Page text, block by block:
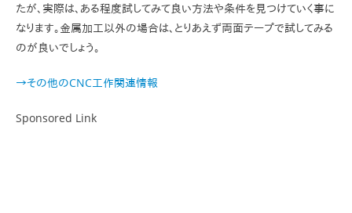
たが、実際は、ある程度試してみて良い方法や条件を見つけていく事に
なります。金属加工以外の場合は、とりあえず両面テープで試してみる
のが良いでしょう。
→その他のCNC工作関連情報
Sponsored Link